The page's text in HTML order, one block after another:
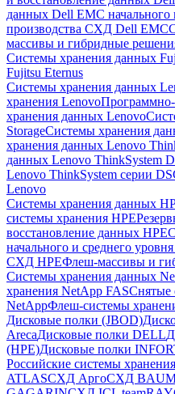
данных Dell EMC начального
производства СХД Dell EMC
массивы и гибридные
Системы хранения данных
Fujitsu Eternus
Системы хранения данных
хранения Lenovo
хранения данных Lenovo
StorageСистемы хранения
хранения данных Lenovo
данных Lenovo ThinkSystem
Lenovo ThinkSystem серии DS
Lenovo
Системы хранения данных
системы хранения HPE
восстановление данных HPE
начального и среднего
СХД HPEФлеш-массивы и
Cистемы хранения данных
хранения NetApp FASСнятые
NetAppФлеш-системы
Дисковые полки (JBOD)
ArecaДисковые полки DELL
(HPE)Дисковые полки
Российские системы
ATLASСХД AргоСХД